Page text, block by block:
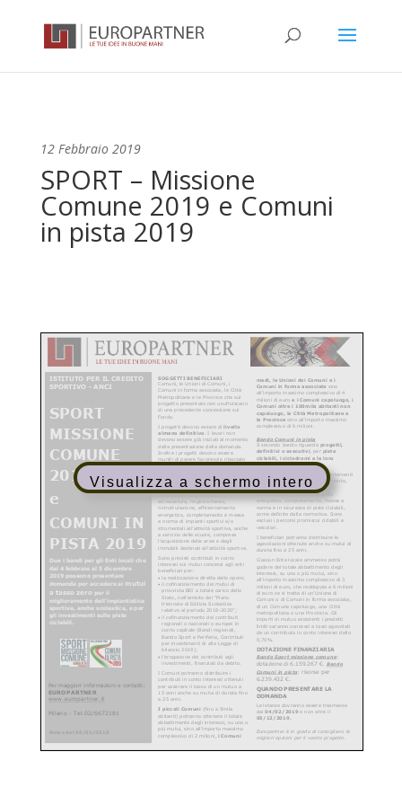
12 Febbraio 2019
SPORT – Missione
Comune 2019 e Comuni
in pista 2019
Visualizza a schermo intero